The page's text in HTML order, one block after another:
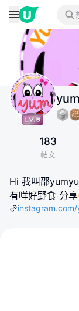
183
帖文
Hi 我叫邵
有咩好野食 分